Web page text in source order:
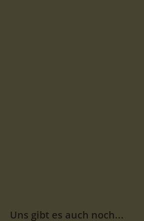
Uns gibt es auch noch...